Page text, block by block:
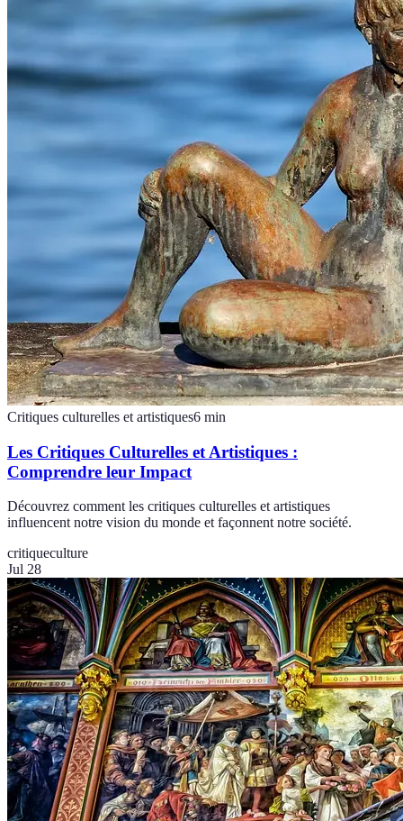
Critiques culturelles et artistiques6 min
Les Critiques Culturelles et Artistiques :
Comprendre leur Impact
Découvrez comment les critiques culturelles et artistiques
influencent notre vision du monde et façonnent notre société.
critiqueculture
Jul 28